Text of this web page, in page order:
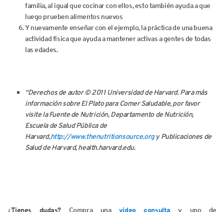
familia, al igual que cocinar con ellos, esto también ayuda a que
luego prueben alimentos nuevos
Y nuevamente enseñar con el ejemplo, la práctica de una buena
actividad física que ayuda a mantener activas a gentes de todas
las edades.
“Derechos de autor © 2011 Universidad de Harvard. Para más
información sobre El Plato para Comer Saludable, por favor
visite la Fuente de Nutrición, Departamento de Nutrición,
Escuela de Salud Pública de
Harvard,http://www.thenutritionsource.org y Publicaciones de
Salud de Harvard, health.harvard.edu.
¿Tienes dudas? Compra una video consulta
y uno de